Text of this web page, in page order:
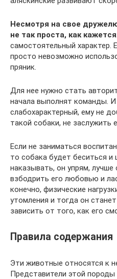
Несмотря на свое
не так проста, как кажется
самостоятельный характер.
просто невозможно
пряник.
Для нее нужно стать
начала выполнят команды. И
слабохарактерный, ему не
такой собаки, не заслужить
Если не заниматься
то собака будет беситься и
наказывать, он упрям, лучше
взбодрить его любовью и
конечно, физические
утомления и тогда он
зависить от того, как его
Правила содержания
Эти животные относятся к
Представители этой